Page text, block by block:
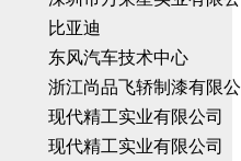
比亚迪
东风汽车技术中心
浙江尚品飞轿制漆有限
现代精工实业有限公司
现代精工实业有限公司